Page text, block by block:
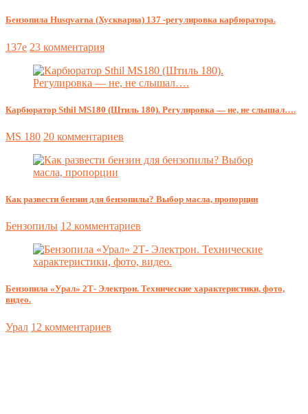
Бензопила Husqvarna (Хускварна) 137 -регулировка карбюратора.
137e 23 комментария
Карбюратор Sthil MS180 (Штиль 180). Регулировка — не, не слышал….
MS 180 20 комментариев
Как развести бензин для бензопилы? Выбор масла, пропорции
Бензопилы 12 комментариев
Бензопила «Урал» 2Т- Электрон. Технические характеристики, фото,
видео.
Урал 12 комментариев